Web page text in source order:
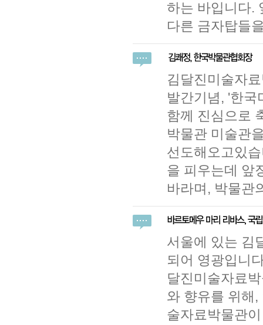
하는 바입니다.
다른 금자탑들
김달진미술자
발간기념, '한국
함께 진심으로
박물관 미술관
선도해오고있
을 피우는데 앞
바라며, 박물관
서울에 있는 김
되어 영광입니
달진미술자료
와 향유를 위해
술자료박물관